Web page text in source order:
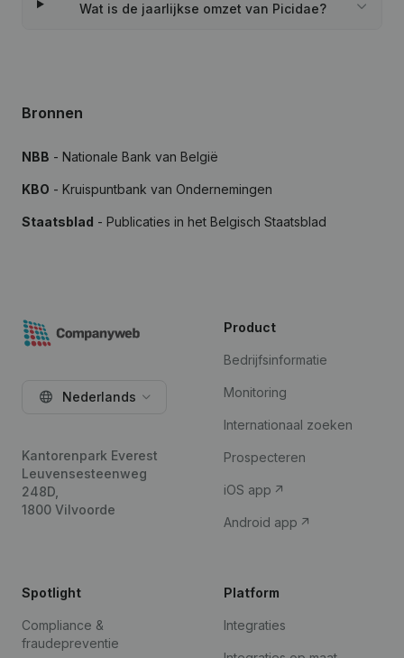
Wat is de jaarlijkse omzet van Picidae?
Bronnen
NBB - Nationale Bank van België
KBO - Kruispuntbank van Ondernemingen
Staatsblad - Publicaties in het Belgisch Staatsblad
Nederlands
Kantorenpark Everest
Leuvensesteenweg
248D,
1800 Vilvoorde
Product
Bedrijfsinformatie
Monitoring
Internationaal zoeken
Prospecteren
iOS app
Android app
Spotlight
Compliance &
fraudepreventie
Platform
Integraties